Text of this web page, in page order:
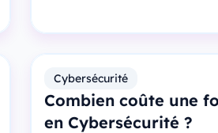
Cybersécurité
Combien coûte une
en Cybersécurité ?